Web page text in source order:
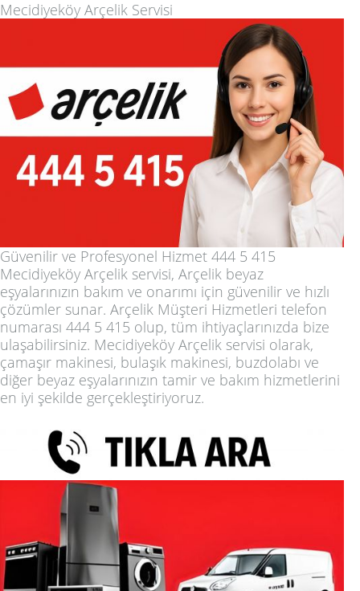
Mecidiyeköy Arçelik Servisi
Güvenilir ve Profesyonel Hizmet 444 5 415
Mecidiyeköy Arçelik servisi, Arçelik beyaz
eşyalarınızın bakım ve onarımı için güvenilir ve hızlı
çözümler sunar. Arçelik Müşteri Hizmetleri telefon
numarası 444 5 415 olup, tüm ihtiyaçlarınızda bize
ulaşabilirsiniz. Mecidiyeköy Arçelik servisi olarak,
çamaşır makinesi, bulaşık makinesi, buzdolabı ve
diğer beyaz eşyalarınızın tamir ve bakım hizmetlerini
en iyi şekilde gerçekleştiriyoruz.